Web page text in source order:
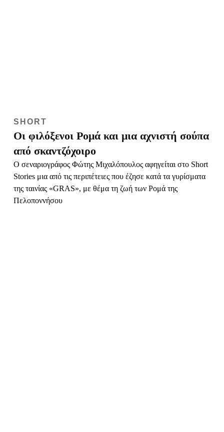
SHORT
Οι φιλόξενοι Ρομά και μια αχνιστή σούπα
από σκαντζόχοιρο
Ο σεναριογράφος Φώτης Μιχαλόπουλος αφηγείται στο Short
Stories μια από τις περιπέτειες που έζησε κατά τα γυρίσματα
της ταινίας «GRAS», με θέμα τη ζωή των Ρομά της
Πελοποννήσου